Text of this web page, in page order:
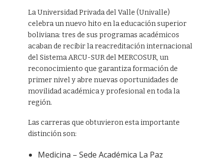
La Universidad Privada del Valle (Univalle)
celebra un nuevo hito en la educación superior
boliviana: tres de sus programas académicos
acaban de recibir la reacreditación internacional
del Sistema ARCU-SUR del MERCOSUR, un
reconocimiento que garantiza formación de
primer nivel y abre nuevas oportunidades de
movilidad académica y profesional en toda la
región.
Las carreras que obtuvieron esta importante
distinción son:
Medicina – Sede Académica La Paz